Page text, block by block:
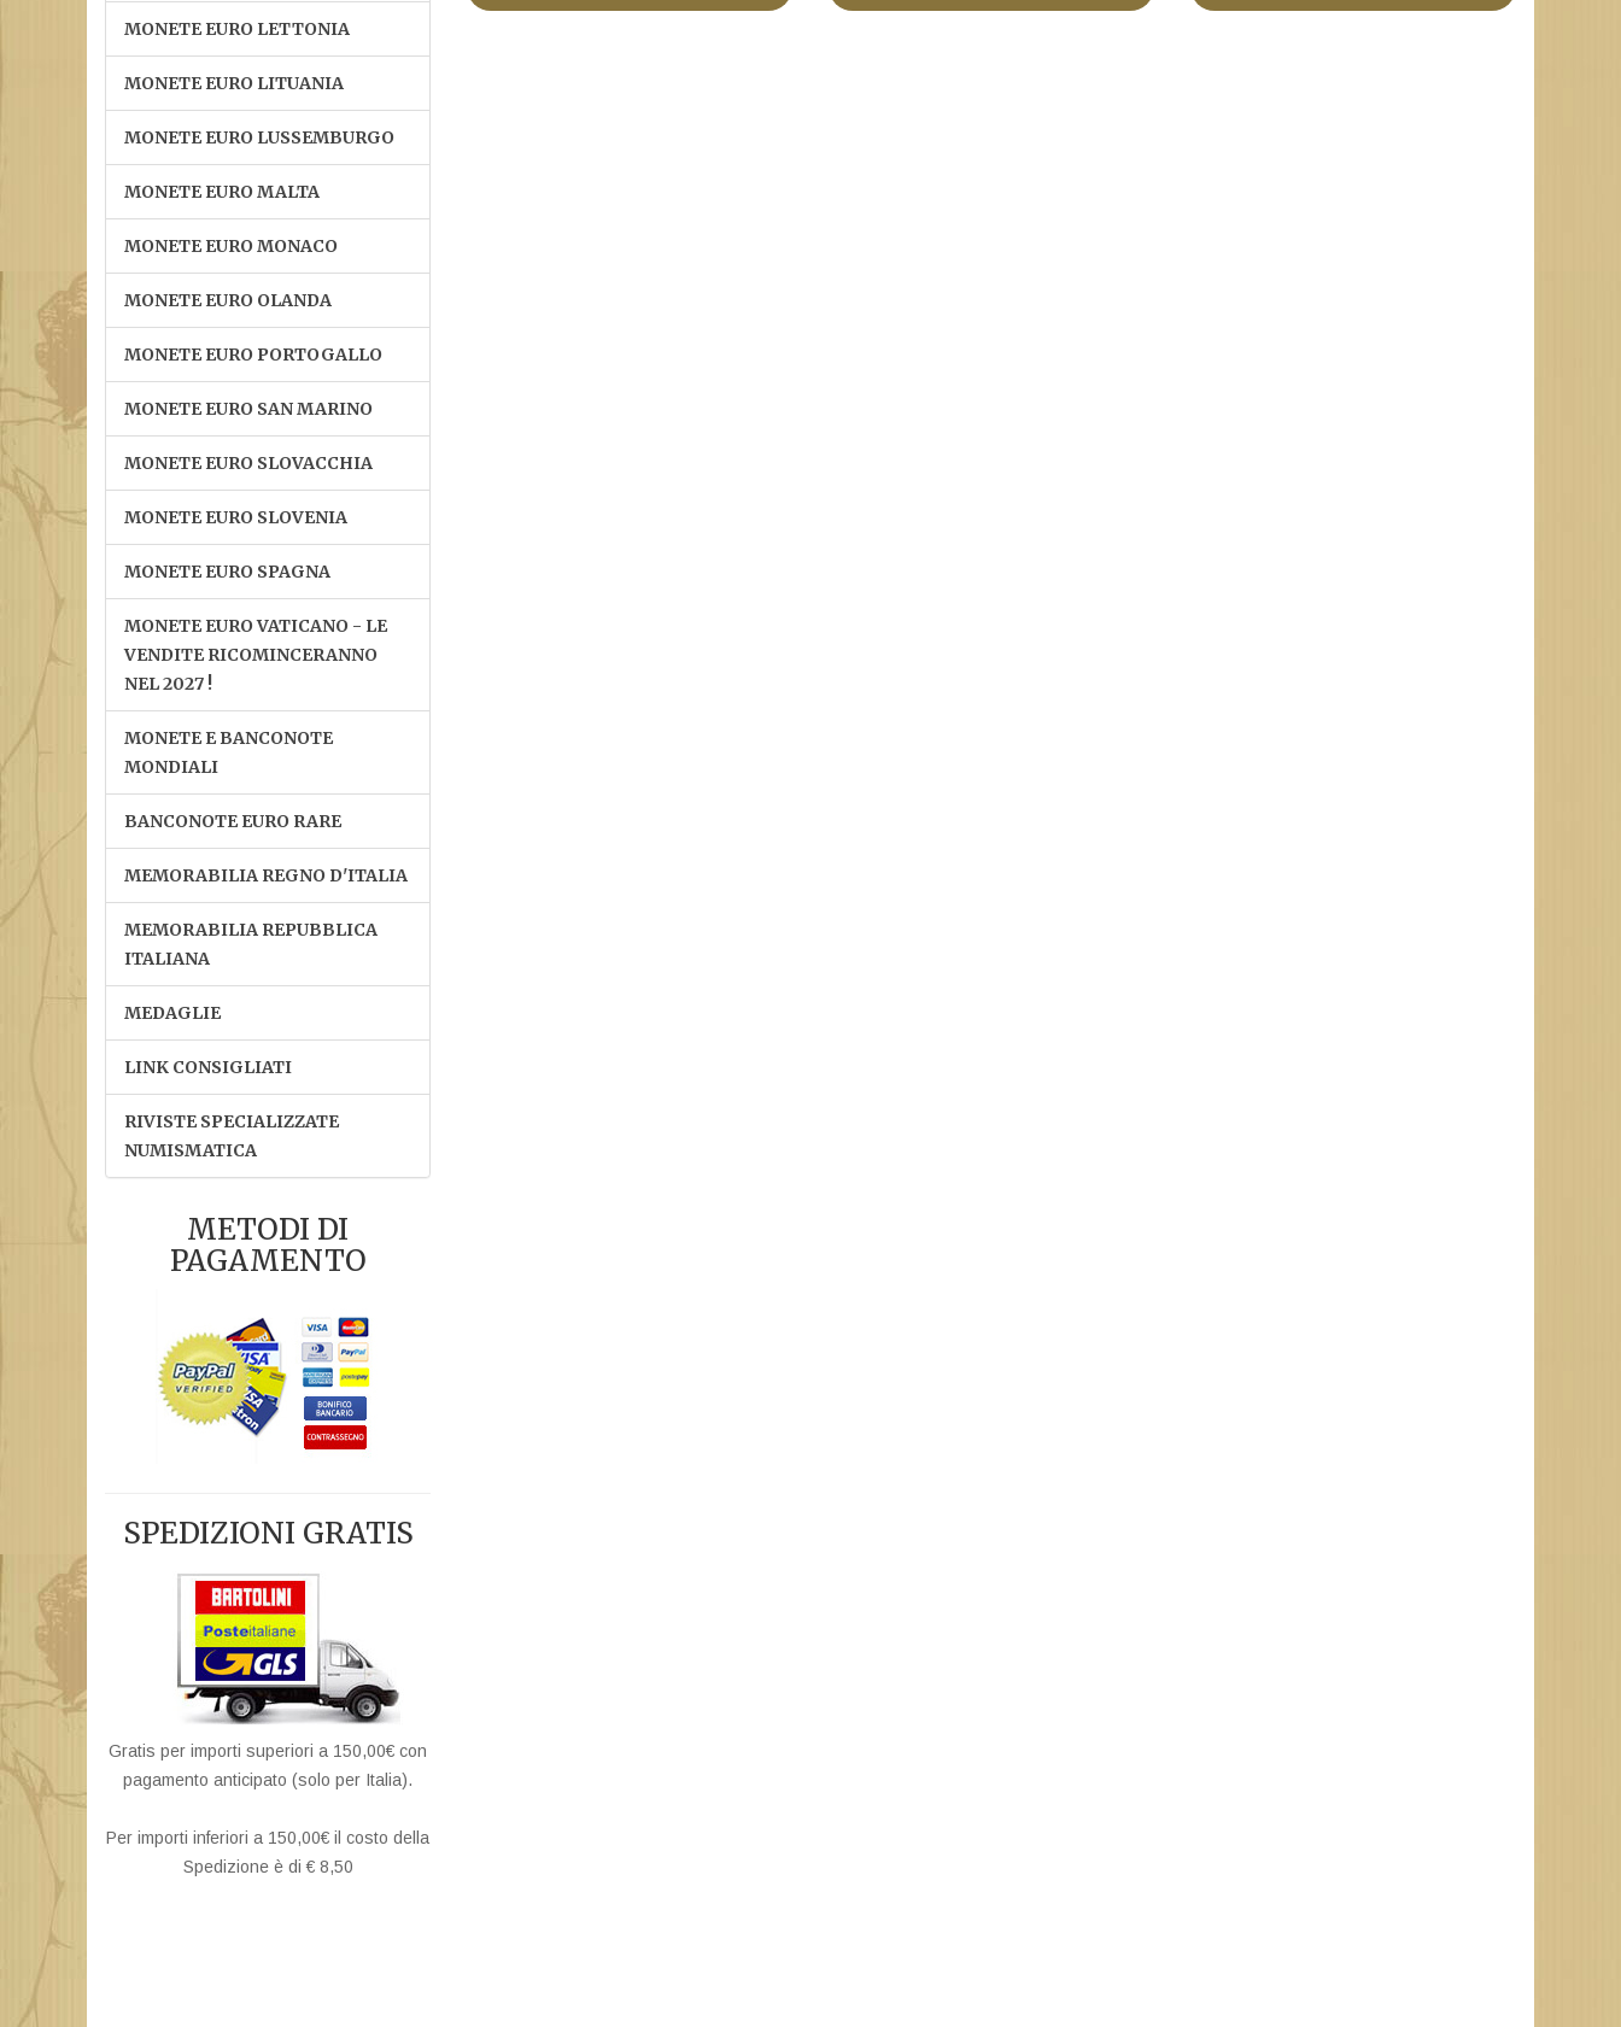
MONETE EURO LETTONIA
MONETE EURO LITUANIA
MONETE EURO LUSSEMBURGO
MONETE EURO MALTA
MONETE EURO MONACO
MONETE EURO OLANDA
MONETE EURO PORTOGALLO
MONETE EURO SAN MARINO
MONETE EURO SLOVACCHIA
MONETE EURO SLOVENIA
MONETE EURO SPAGNA
MONETE EURO VATICANO - LE
VENDITE RICOMINCERANNO
NEL 2027 !
MONETE E BANCONOTE
MONDIALI
BANCONOTE EURO RARE
MEMORABILIA REGNO D'ITALIA
MEMORABILIA REPUBBLICA
ITALIANA
MEDAGLIE
LINK CONSIGLIATI
RIVISTE SPECIALIZZATE
NUMISMATICA
METODI DI
PAGAMENTO
SPEDIZIONI GRATIS
Gratis per importi superiori a 150,00€ con
pagamento anticipato (solo per Italia).
Per importi inferiori a 150,00€ il costo della
Spedizione è di € 8,50